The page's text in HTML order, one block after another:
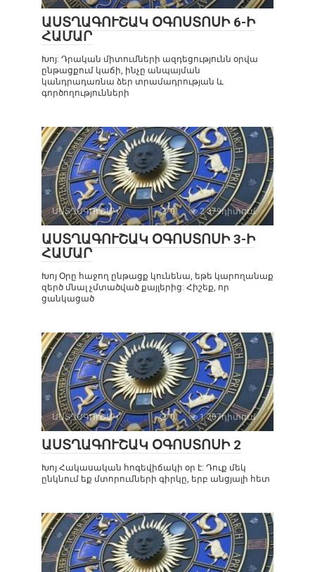
ԱՍՏՂԱԳՈՒՇԱԿ ՕԳՈՍՏՈՍԻ 6-Ի
ՀԱՄԱՐ
Խոյ: Դրական միտումների ազդեցությունն օրվա
ընթացքում կաճի, ինչը անպայման
կանդրադառնա ձեր տրամադրության և
գործողությունների
ԱՍՏՂԱԳՈՒՇԱԿ 0 2 379դիտում
ԱՍՏՂԱԳՈՒՇԱԿ ՕԳՈՍՏՈՍԻ 3-Ի
ՀԱՄԱՐ
Խոյ Օրը հաջող ընթացք կունենա, եթե կարողանաք
զերծ մնալ չմտածված քայլերից: Հիշեք, որ
ցանկացած
ԱՍՏՂԱԳՈՒՇԱԿ 0 1 707դիտում
ԱՍՏՂԱԳՈՒՇԱԿ ՕԳՈՍՏՈՍԻ 2
Խոյ Հակասական հոգեվիճակի օր է: Դուք մեկ
ընկնում եք մտորումների գիրկը, երբ անցյալի հետ